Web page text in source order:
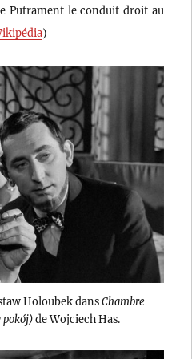
Putrament le conduit droit au
)
Holoubek dansChambre
pokój)de Wojciech Has.